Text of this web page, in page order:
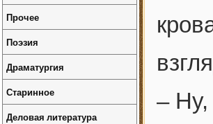
– Ну,
Прочее
Поэзия
Драматургия
Старинное
Деловая литература